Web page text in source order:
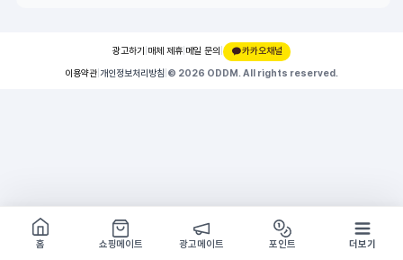
광고하기 매체 제휴 메일 문의 |
카카오채널
이용약관 개인정보처리방침 © 2026 ODDM. All rights reserved.
쇼핑몰 구경하기
방문시 1G
홈
쇼핑메이트 광고메이트 포인트 더보기